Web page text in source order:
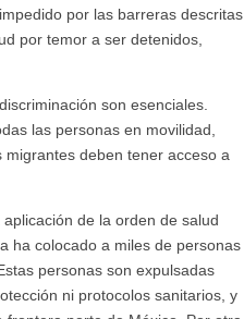
por las barreras descritas
por temor a ser detenidos,
son esenciales.
las personas en movilidad,
deben tener acceso a
de la orden de salud
ha colocado a miles de personas
personas son expulsadas
ni protocolos sanitarios, y